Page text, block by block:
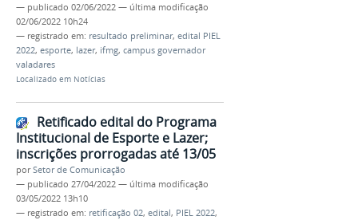
— publicado 02/06/2022 — última modificação
02/06/2022 10h24
— registrado em: resultado preliminar, edital PIEL
2022, esporte, lazer, ifmg, campus governador
valadares
Localizado em Notícias
Retificado edital do Programa
Institucional de Esporte e Lazer;
inscrições prorrogadas até 13/05
porSetor de Comunicação
— publicado 27/04/2022 — última modificação
03/05/2022 13h10
— registrado em: retificação 02, edital, PIEL 2022,